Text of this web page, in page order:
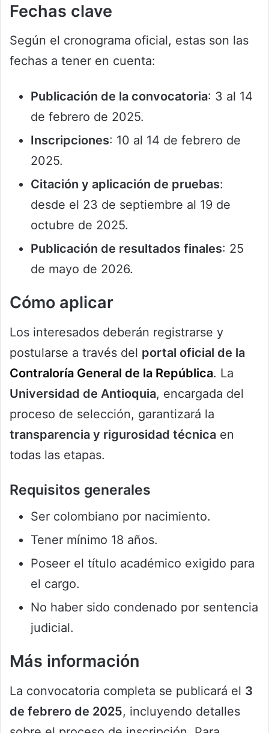
Fechas clave
Según el cronograma oficial, estas son las
fechas a tener en cuenta:
Publicación de la convocatoria: 3 al 14
de febrero de 2025.
Inscripciones: 10 al 14 de febrero de
2025.
Citación y aplicación de pruebas:
desde el 23 de septiembre al 19 de
octubre de 2025.
Publicación de resultados finales: 25
de mayo de 2026.
Cómo aplicar
Los interesados deberán registrarse y
postularse a través del portal oficial de la
Contraloría General de la República. La
Universidad de Antioquia, encargada del
proceso de selección, garantizará la
transparencia y rigurosidad técnica en
todas las etapas.
Requisitos generales
Ser colombiano por nacimiento.
Tener mínimo 18 años.
Poseer el título académico exigido para
el cargo.
No haber sido condenado por sentencia
judicial.
Más información
La convocatoria completa se publicará el 3
de febrero de 2025, incluyendo detalles